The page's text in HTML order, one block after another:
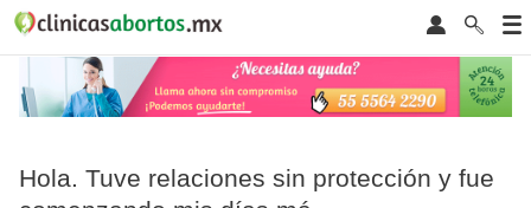
Hola. Tuve relaciones sin protección y fue